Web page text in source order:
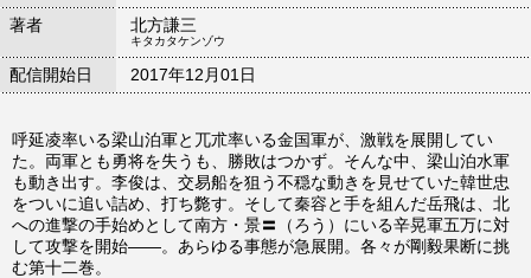
著者
北方謙三
キタカタケンゾウ
配信開始日 2017年12月01日
呼延凌率いる梁山泊軍と兀朮率いる金国軍が、激戦を展開してい
た。両軍とも勇将を失うも、勝敗はつかず。そんな中、梁山泊水軍
も動き出す。李俊は、交易船を狙う不穏な動きを見せていた韓世忠
をついに追い詰め、打ち斃す。そして秦容と手を組んだ岳飛は、北
への進撃の手始めとして南方・景〓（ろう）にいる辛晃軍五万に対
して攻撃を開始――。あらゆる事態が急展開。各々が剛毅果断に挑
む第十二巻。